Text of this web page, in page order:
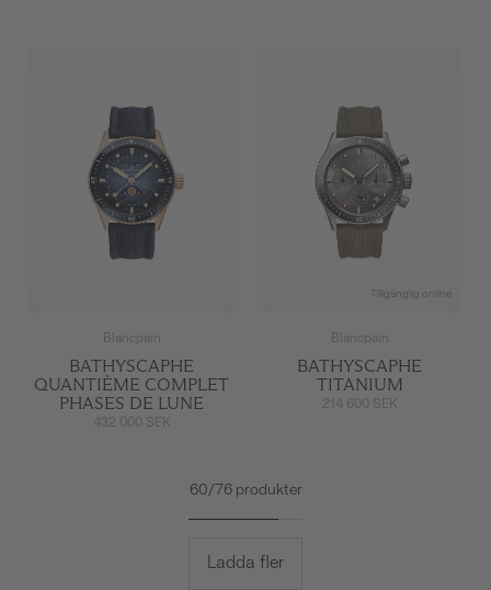
Blancpain
BATHYSCAPHE
QUANTIÈME COMPLET
PHASES DE LUNE
432 000 SEK
Tillgänglig online
Blancpain
BATHYSCAPHE
TITANIUM
214 600 SEK
60/76 produkter
Ladda fler